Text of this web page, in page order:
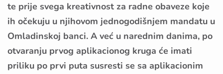
te prije svega kreativnost za radne obaveze koje
ih očekuju u njihovom jednogodišnjem mandatu u
Omladinskoj banci. A već u narednim danima, po
otvaranju prvog aplikacionog kruga će imati
priliku po prvi puta susresti se sa aplikacionim